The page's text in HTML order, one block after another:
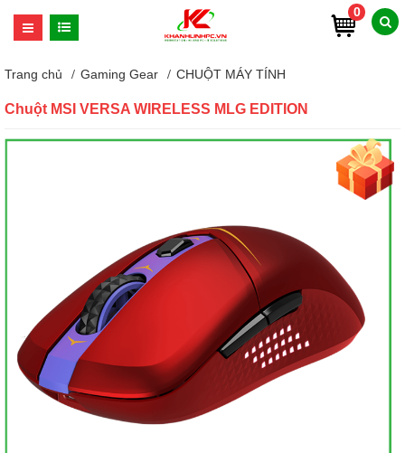
0
Trang chủ Gaming Gear CHUỘT MÁY TÍNH
Chuột MSI VERSA WIRELESS MLG EDITION